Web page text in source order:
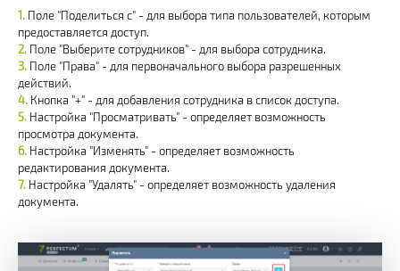
Поле "Поделиться с" - для выбора типа пользователей, которым
предоставляется доступ.
Поле "Выберите сотрудников" - для выбора сотрудника.
Поле "Права" - для первоначального выбора разрешенных
действий.
Кнопка "+" - для добавления сотрудника в список доступа.
Настройка "Просматривать" - определяет возможность
просмотра документа.
Настройка "Изменять" - определяет возможность
редактирования документа.
Настройка "Удалять" - определяет возможность удаления
документа.